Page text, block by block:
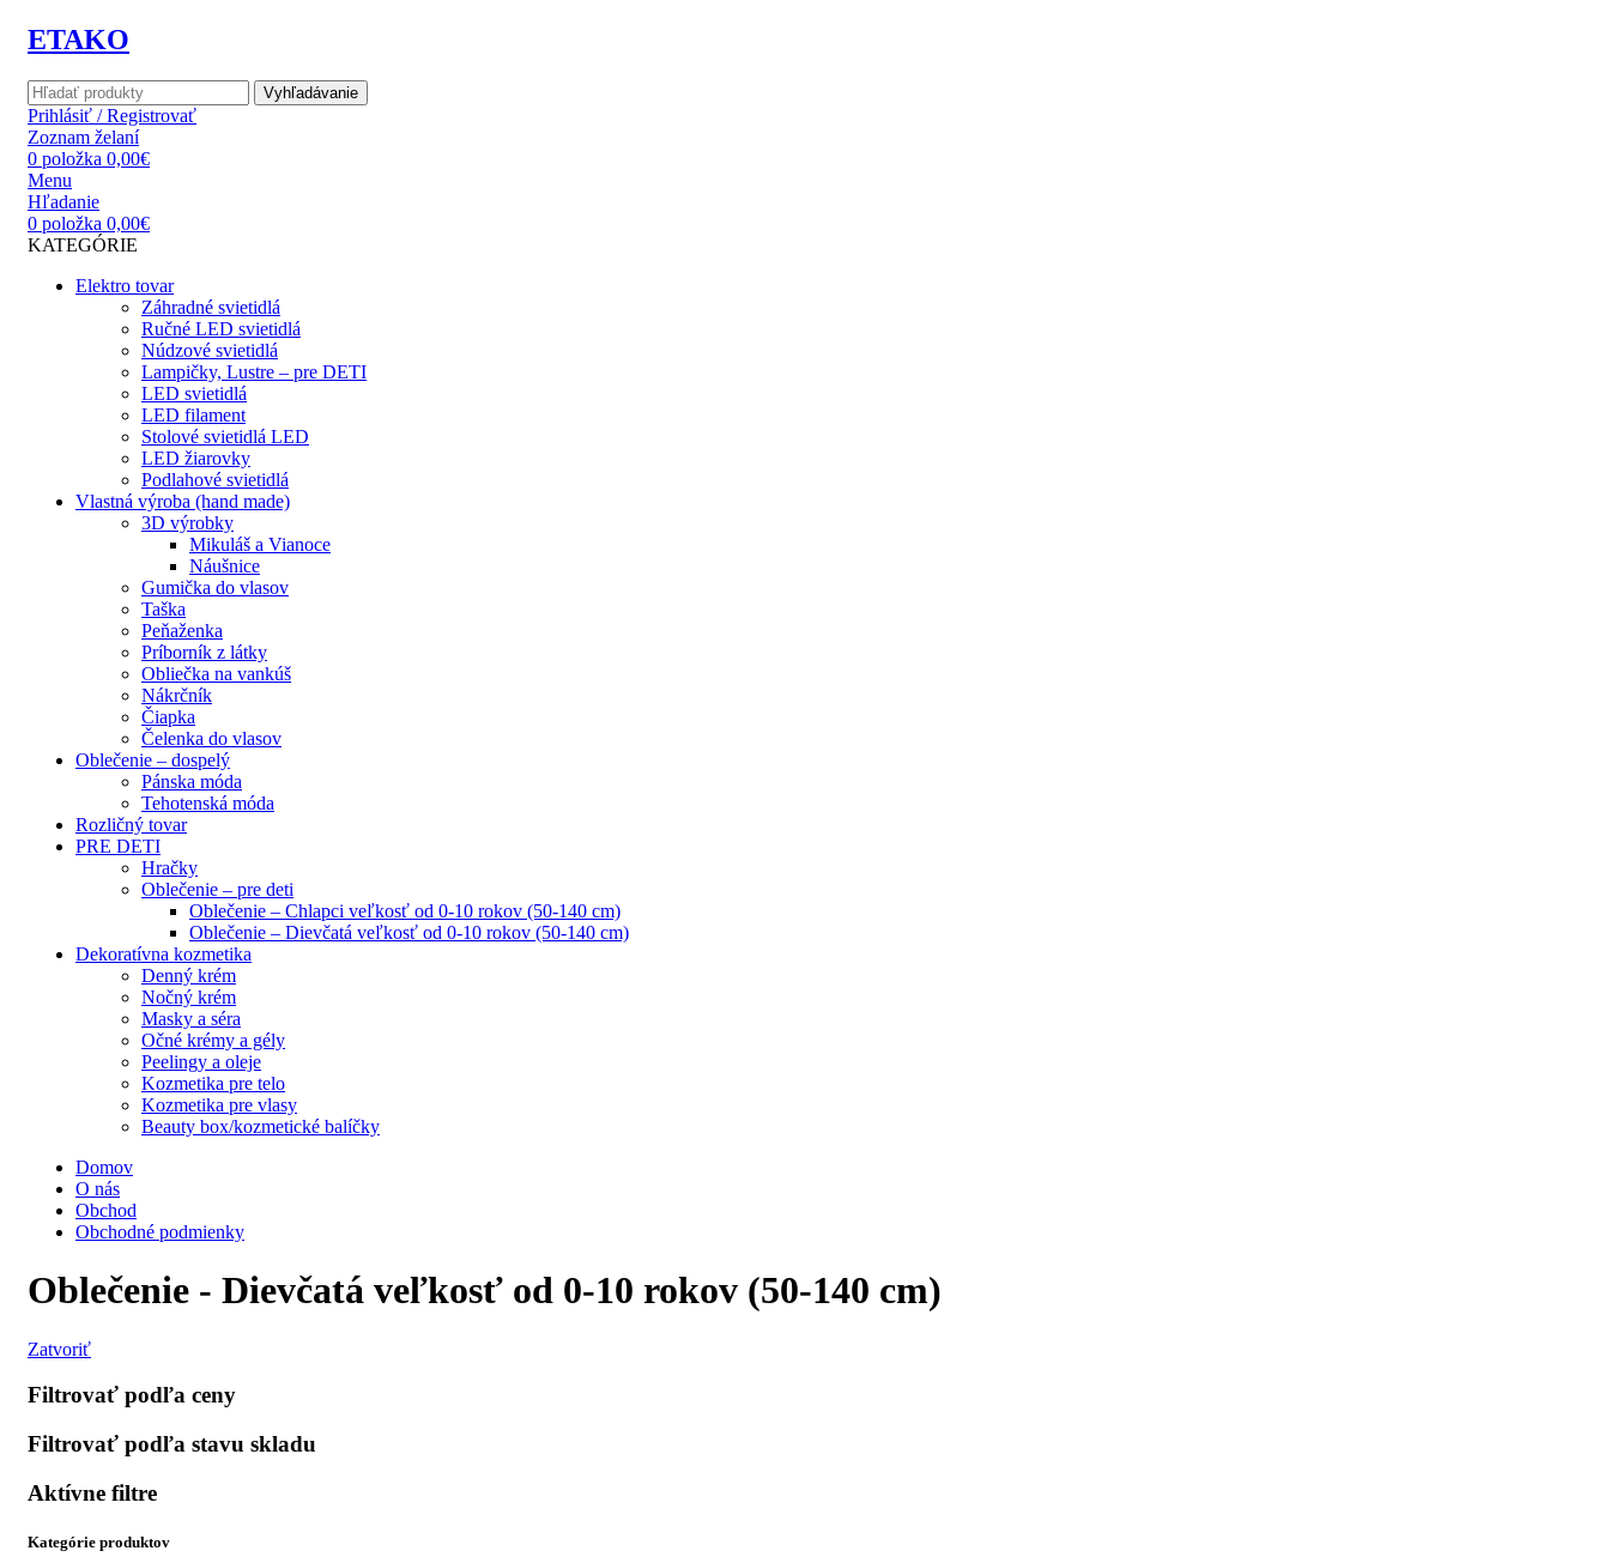
ETAKO
Vyhľadávanie
Prihlásiť / Registrovať
Zoznam želaní
0 položka 0,00€
Menu
Hľadanie
0 položka 0,00€
KATEGÓRIE
Elektro tovar
Záhradné svietidlá
Ručné LED svietidlá
Núdzové svietidlá
Lampičky, Lustre – pre DETI
LED svietidlá
LED filament
Stolové svietidlá LED
LED žiarovky
Podlahové svietidlá
Vlastná výroba (hand made)
3D výrobky
Mikuláš a Vianoce
Náušnice
Gumička do vlasov
Taška
Peňaženka
Príborník z látky
Obliečka na vankúš
Nákrčník
Čiapka
Čelenka do vlasov
Oblečenie – dospelý
Pánska móda
Tehotenská móda
Rozličný tovar
PRE DETI
Hračky
Oblečenie – pre deti
Oblečenie – Chlapci veľkosť od 0-10 rokov (50-140 cm)
Oblečenie – Dievčatá veľkosť od 0-10 rokov (50-140 cm)
Dekoratívna kozmetika
Denný krém
Nočný krém
Masky a séra
Očné krémy a gély
Peelingy a oleje
Kozmetika pre telo
Kozmetika pre vlasy
Beauty box/kozmetické balíčky
Domov
O nás
Obchod
Obchodné podmienky
Oblečenie - Dievčatá veľkosť od 0-10 rokov (50-140 cm)
Zatvoriť
Filtrovať podľa ceny
Filtrovať podľa stavu skladu
Aktívne filtre
Kategórie produktov